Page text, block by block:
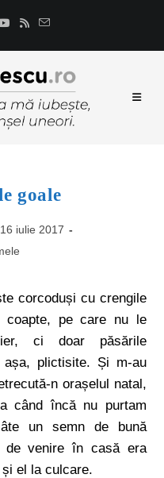
goale
iulie 2017
corcoduși cu crengile
coapte, pe care nu le
ci doar păsările
plictisite. Și m-au
n orașelul natal,
când încă nu purtam
un semn de bună
venire în casă era
el la culcare.